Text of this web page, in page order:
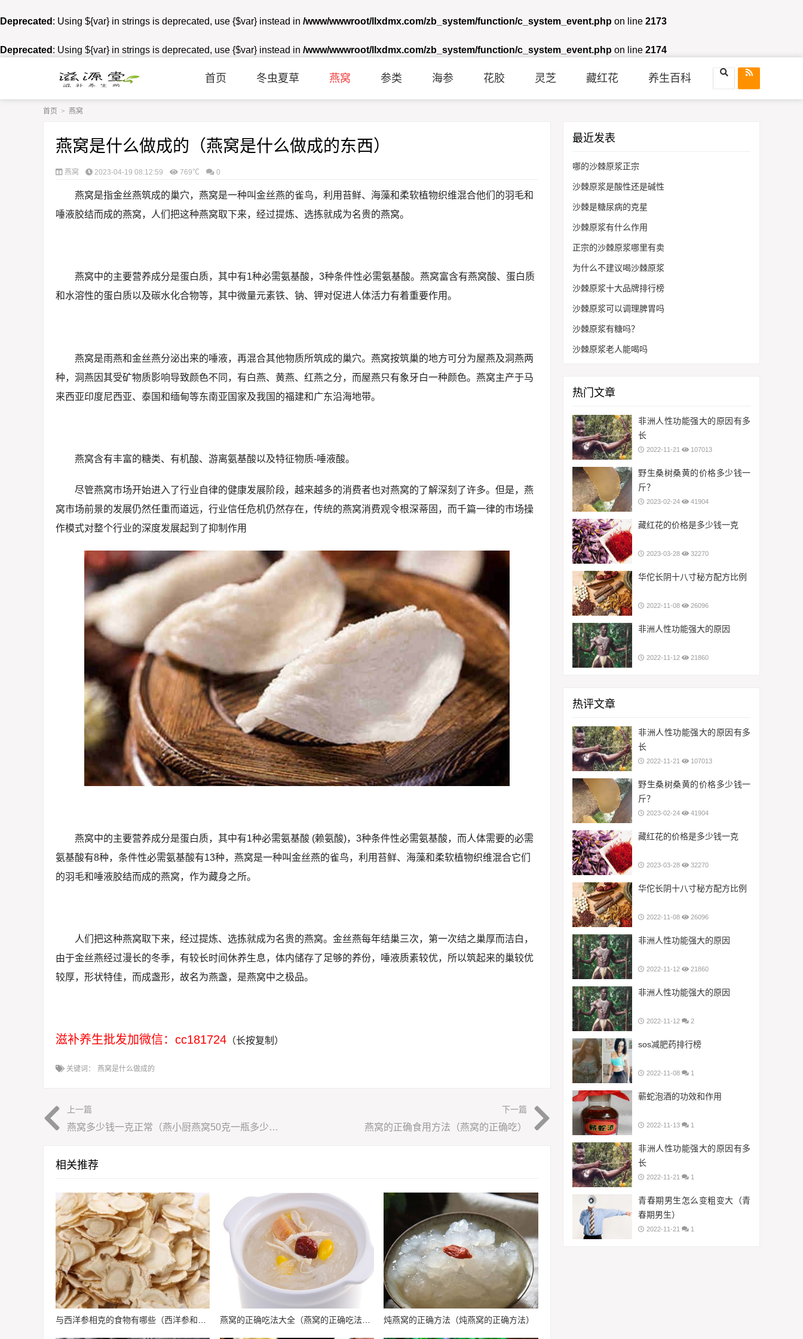
Deprecated : Using ${var} in strings is deprecated, use {$var} instead in /www/wwwroot/llxdmx.com/zb_system/function/c_system_event.php on line 2173
Deprecated : Using ${var} in strings is deprecated, use {$var} instead in /www/wwwroot/llxdmx.com/zb_system/function/c_system_event.php on line 2174
首页 冬虫夏草 燕窝 参类 海参 花胶 灵芝 藏红花 养生百科
首页 > 燕窝
燕窝是什么做成的（燕窝是什么做成的东西）
燕窝 2023-04-19 08:12:59 769℃ 0
燕窝是指金丝燕筑成的巢穴，燕窝是一种叫金丝燕的雀鸟，利用苔鲜、海藻和柔软植物织维混合他们的羽毛和
唾液胶结而成的燕窝，人们把这种燕窝取下来，经过提炼、选拣就成为名贵的燕窝。
燕窝中的主要营养成分是蛋白质，其中有1种必需氨基酸，3种条件性必需氨基酸。燕窝富含有燕窝酸、蛋白质
和水溶性的蛋白质以及碳水化合物等，其中微量元素铁、钠、钾对促进人体活力有着重要作用。
燕窝是雨燕和金丝燕分泌出来的唾液，再混合其他物质所筑成的巢穴。燕窝按筑巢的地方可分为屋燕及洞燕两
种，洞燕因其受矿物质影响导致颜色不同，有白燕、黄燕、红燕之分，而屋燕只有象牙白一种颜色。燕窝主产于马
来西亚印度尼西亚、泰国和缅甸等东南亚国家及我国的福建和广东沿海地带。
燕窝含有丰富的糖类、有机酸、游离氨基酸以及特征物质-唾液酸。
尽管燕窝市场开始进入了行业自律的健康发展阶段，越来越多的消费者也对燕窝的了解深刻了许多。但是，燕
窝市场前景的发展仍然任重而道远，行业信任危机仍然存在，传统的燕窝消费观令根深蒂固，而千篇一律的市场操
作模式对整个行业的深度发展起到了抑制作用
燕窝中的主要营养成分是蛋白质，其中有1种必需氨基酸 (赖氨酸)，3种条件性必需氨基酸，而人体需要的必需
氨基酸有8种，条件性必需氨基酸有13种，燕窝是一种叫金丝燕的雀鸟，利用苔鲜、海藻和柔软植物织维混合它们
的羽毛和唾液胶结而成的燕窝，作为藏身之所。
人们把这种燕窝取下来，经过提炼、选拣就成为名贵的燕窝。金丝燕每年结巢三次，第一次结之巢厚而洁白，
由于金丝燕经过漫长的冬季，有较长时间休养生息，体内储存了足够的养份，唾液质素较优，所以筑起来的巢较优
较厚，形状特佳，而成盏形，故名为燕盏，是燕窝中之极品。
滋补养生批发加微信：cc181724 （长按复制）
关键词： 燕窝是什么做成的
上一篇
燕窝多少钱一克正常（燕小厨燕窝50克一瓶多少钱）
下一篇
燕窝的正确食用方法（燕窝的正确吃）
相关推荐
燕窝的正确吃法大全（燕窝的正确吃法?） 炖燕窝的正确方法（炖燕窝的正确方法）
最近发表
哪的沙棘原浆正宗
沙棘原浆是酸性还是碱性
沙棘是糖尿病的克星
沙棘原浆有什么作用
正宗的沙棘原浆哪里有卖
为什么不建议喝沙棘原浆
沙棘原浆十大品牌排行榜
沙棘原浆可以调理脾胃吗
沙棘原浆有糖吗？
沙棘原浆老人能喝吗
热门文章
非洲人性功能强大的原因有多
长
2022-11-21 107013
野生桑树桑黄的价格多少钱一
斤？
2023-02-24 41904
藏红花的价格是多少钱一克
2023-03-28 32270
华佗长阴十八寸秘方配方比例
2022-11-08 26096
非洲人性功能强大的原因
2022-11-12 21860
热评文章
非洲人性功能强大的原因有多
长
2022-11-21 107013
野生桑树桑黄的价格多少钱一
斤？
2023-02-24 41904
藏红花的价格是多少钱一克
2023-03-28 32270
华佗长阴十八寸秘方配方比例
2022-11-08 26096
非洲人性功能强大的原因
2022-11-12 21860
非洲人性功能强大的原因
2022-11-12 2
sos减肥药排行榜
2022-11-08 1
蕲蛇泡酒的功效和作用
2022-11-13 1
非洲人性功能强大的原因有多
长
2022-11-21 1
青春期男生怎么变粗变大（青
春期男生）
2022-11-21 1